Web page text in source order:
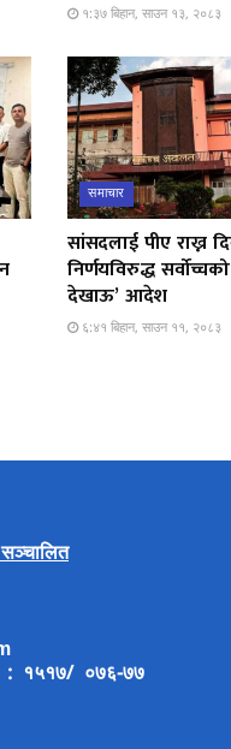
१:३७ बिहान, साउन १३, २०८३
समाचार
सांसदलाई पीए राख्न
निर्णयविरुद्ध
देखाऊ’ आदेश
६:४१ बिहान, साउन ११, २०८३
: १५१७/ ०७६-७७